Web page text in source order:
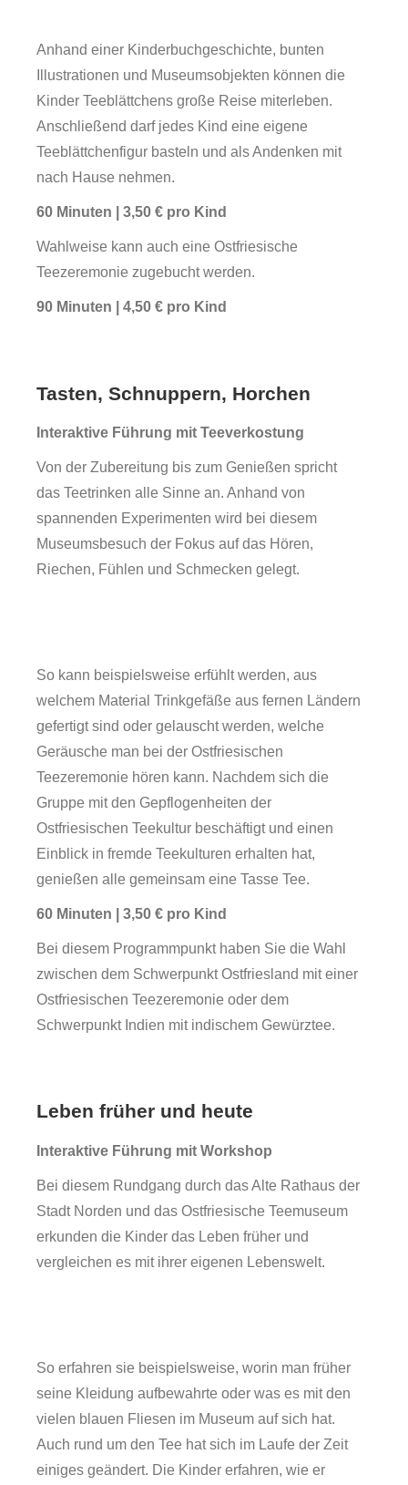
Anhand einer Kinderbuchgeschichte, bunten
Illustrationen und Museumsobjekten können die
Kinder Teeblättchens große Reise miterleben.
Anschließend darf jedes Kind eine eigene
Teeblättchenfigur basteln und als Andenken mit
nach Hause nehmen.
60 Minuten | 3,50 € pro Kind
Wahlweise kann auch eine Ostfriesische
Teezeremonie zugebucht werden.
90 Minuten | 4,50 € pro Kind
Tasten, Schnuppern, Horchen
Interaktive Führung mit Teeverkostung
Von der Zubereitung bis zum Genießen spricht
das Teetrinken alle Sinne an. Anhand von
spannenden Experimenten wird bei diesem
Museumsbesuch der Fokus auf das Hören,
Riechen, Fühlen und Schmecken gelegt.
So kann beispielsweise erfühlt werden, aus
welchem Material Trinkgefäße aus fernen Ländern
gefertigt sind oder gelauscht werden, welche
Geräusche man bei der Ostfriesischen
Teezeremonie hören kann. Nachdem sich die
Gruppe mit den Gepflogenheiten der
Ostfriesischen Teekultur beschäftigt und einen
Einblick in fremde Teekulturen erhalten hat,
genießen alle gemeinsam eine Tasse Tee.
60 Minuten | 3,50 € pro Kind
Bei diesem Programmpunkt haben Sie die Wahl
zwischen dem Schwerpunkt Ostfriesland mit einer
Ostfriesischen Teezeremonie oder dem
Schwerpunkt Indien mit indischem Gewürztee.
Leben früher und heute
Interaktive Führung mit Workshop
Bei diesem Rundgang durch das Alte Rathaus der
Stadt Norden und das Ostfriesische Teemuseum
erkunden die Kinder das Leben früher und
vergleichen es mit ihrer eigenen Lebenswelt.
So erfahren sie beispielsweise, worin man früher
seine Kleidung aufbewahrte oder was es mit den
vielen blauen Fliesen im Museum auf sich hat.
Auch rund um den Tee hat sich im Laufe der Zeit
einiges geändert. Die Kinder erfahren, wie er